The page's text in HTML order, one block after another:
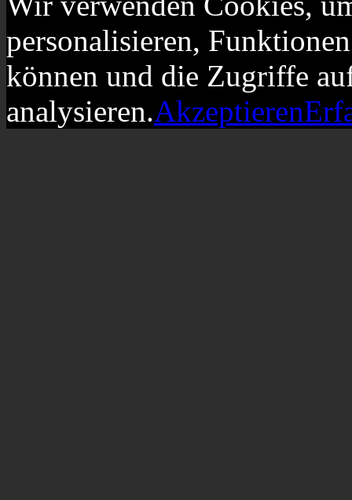
personalisieren,
können und die Zugriffe
analysieren.Akzeptieren